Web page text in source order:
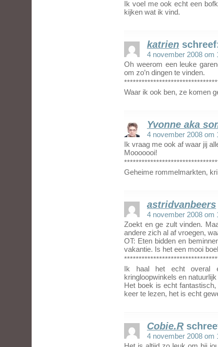
Ik voel me ook echt een
kijken wat ik vind.
katrien
4 november 2008 om
Oh weerom een leuke
om zo’n dingen te vinden.
Waar ik ook ben, ze komen
Yvonne aka
4 november 2008 om
Ik vraag me ook af waar jij
Mooooooi!
Geheime rommelmarkten,
astridvanbeers
4 november 2008 om
Zoekt en ge zult vinden.
andere zich al af vroegen,
OT: Eten bidden en
vakantie. Is het een mooi
Ik haal het echt overal
kringloopwinkels en
Het boek is echt
keer te lezen, het is echt
Cobie.R
4 november 2008 om